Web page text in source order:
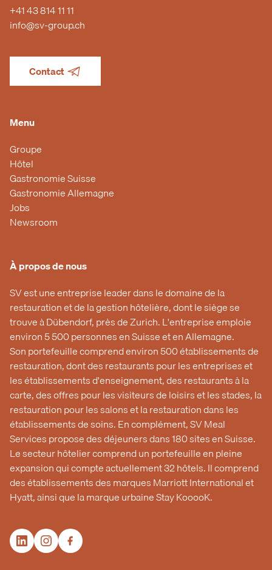
+41 43 814 11 11
info@sv-group.ch
Contact
Menu
Groupe
Hôtel
Gastronomie Suisse
Gastronomie Allemagne
Jobs
Newsroom
À propos de nous
SV est une entreprise leader dans le domaine de la
restauration et de la gestion hôtelière, dont le siège se
trouve à Dübendorf, près de Zurich. L'entreprise emploie
environ 5 500 personnes en Suisse et en Allemagne.
Son portefeuille comprend environ 500 établissements de
restauration, dont des restaurants pour les entreprises et
les établissements d'enseignement, des restaurants à la
carte, des offres pour les visiteurs de loisirs et les stades, la
restauration pour les salons et la restauration dans les
établissements de soins. En complément, SV Meal
Services propose des déjeuners dans 180 sites en Suisse.
Le secteur hôtelier comprend un portefeuille en pleine
expansion qui compte actuellement 32 hôtels. Il comprend
des établissements des marques Marriott International et
Hyatt, ainsi que la marque urbaine Stay KooooK.